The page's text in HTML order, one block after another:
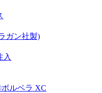
ガン社製)
入
ルベラ XC